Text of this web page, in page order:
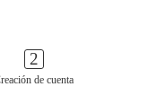
de cuenta